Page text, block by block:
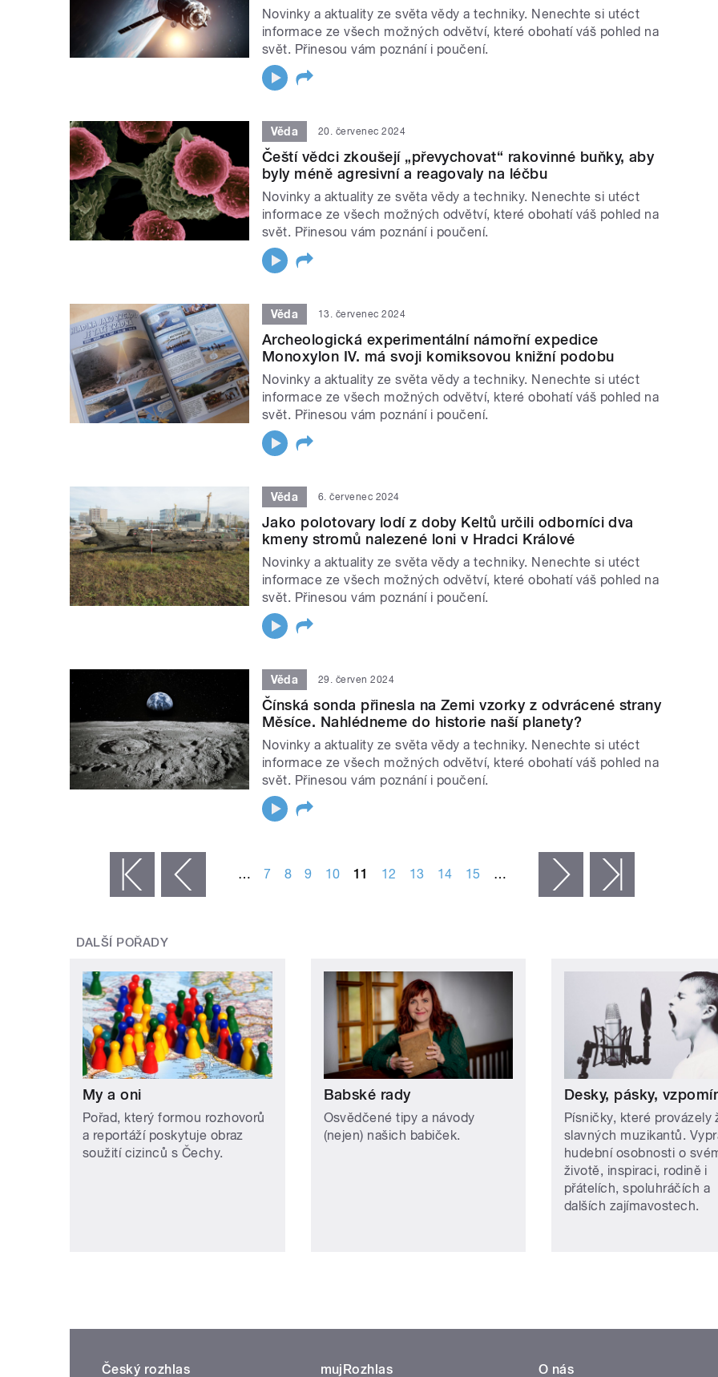
Novinky a aktuality ze světa vědy a techniky. Nenechte si utéct
informace ze všech možných odvětví, které obohatí váš pohled na
svět. Přinesou vám poznání i poučení.
Věda 20. červenec 2024
Čeští vědci zkoušejí „převychovat“ rakovinné buňky, aby
byly méně agresivní a reagovaly na léčbu
Novinky a aktuality ze světa vědy a techniky. Nenechte si utéct
informace ze všech možných odvětví, které obohatí váš pohled na
svět. Přinesou vám poznání i poučení.
Věda 13. červenec 2024
Archeologická experimentální námořní expedice
Monoxylon IV. má svoji komiksovou knižní podobu
Novinky a aktuality ze světa vědy a techniky. Nenechte si utéct
informace ze všech možných odvětví, které obohatí váš pohled na
svět. Přinesou vám poznání i poučení.
Věda 6. červenec 2024
Jako polotovary lodí z doby Keltů určili odborníci dva
kmeny stromů nalezené loni v Hradci Králové
Novinky a aktuality ze světa vědy a techniky. Nenechte si utéct
informace ze všech možných odvětví, které obohatí váš pohled na
svět. Přinesou vám poznání i poučení.
Věda 29. červen 2024
Čínská sonda přinesla na Zemi vzorky z odvrácené strany
Měsíce. Nahlédneme do historie naší planety?
Novinky a aktuality ze světa vědy a techniky. Nenechte si utéct
informace ze všech možných odvětví, které obohatí váš pohled na
svět. Přinesou vám poznání i poučení.
‹ předchozí … 7 8 9 10 11 12 13 14 15 … následující ›
DALŠÍ POŘADY
My a oni
Pořad, který formou rozhovorů
a reportáží poskytuje obraz
soužití cizinců s Čechy.
Babské rady
Osvědčené tipy a návody
(nejen) našich babiček.
Desky, pásky,
Písničky, které provázely
slavných muzikantů.
hudební osobnosti o
životě, inspiraci, rodině i
přátelích, spoluhráčích a
dalších zajímavostech.
Český rozhlas mujRozhlas O nás